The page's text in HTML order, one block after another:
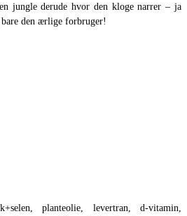
jungle derude hvor den kloge narrer – ja
den ærlige forbruger!
planteolie, levertran, d-vitamin,